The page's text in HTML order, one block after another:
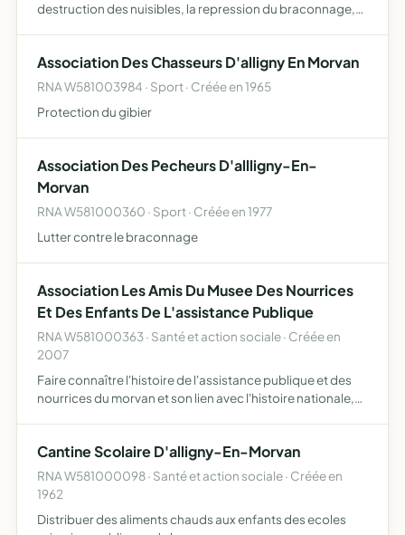
destruction des nuisibles, la repression du braconnage,
Association Des Chasseurs D'alligny En Morvan
RNA W581003984 · Sport · Créée en 1965
Protection du gibier
Association Des Pecheurs D'allligny-En-
Morvan
RNA W581000360 · Sport · Créée en 1977
Lutter contre le braconnage
Association Les Amis Du Musee Des Nourrices
Et Des Enfants De L'assistance Publique
RNA W581000363 · Santé et action sociale · Créée en
2007
Faire connaître l'histoire de l'assistance publique et des
nourrices du morvan et son lien avec l'histoire nationale,
Cantine Scolaire D'alligny-En-Morvan
RNA W581000098 · Santé et action sociale · Créée en
1962
Distribuer des aliments chauds aux enfants des ecoles